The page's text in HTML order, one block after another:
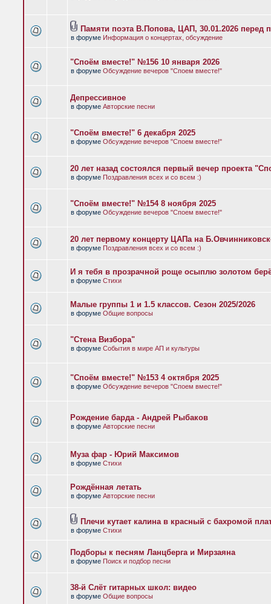
Памяти поэта В.Попова, ЦАП, 30.01.2026 перед
в форуме Информация о концертах, обсуждение
"Споём вместе!" №156 10 января 2026
в форуме Обсуждение вечеров "Споем вместе!"
Депрессивное
в форуме Авторские песни
"Споём вместе!" 6 декабря 2025
в форуме Обсуждение вечеров "Споем вместе!"
20 лет назад состоялся первый вечер проекта
в форуме Поздравления всех и со всем :)
"Споём вместе!" №154 8 ноября 2025
в форуме Обсуждение вечеров "Споем вместе!"
20 лет первому концерту ЦАПа на
в форуме Поздравления всех и со всем :)
И я тебя в прозрачной роще осыплю золотом
в форуме Стихи
Малые группы 1 и 1.5 классов. Сезон 2025/2026
в форуме Общие вопросы
"Стена Визбора"
в форуме События в мире АП и культуры
"Споём вместе!" №153 4 октября 2025
в форуме Обсуждение вечеров "Споем вместе!"
Рождение барда - Андрей Рыбаков
в форуме Авторские песни
Муза фар - Юрий Максимов
в форуме Стихи
Рождённая летать
в форуме Авторские песни
Плечи кутает калина в красный с бахромой
в форуме Стихи
Подборы к песням Ланцберга и Мирзаяна
в форуме Поиск и подбор песни
38-й Слёт гитарных школ: видео
в форуме Общие вопросы